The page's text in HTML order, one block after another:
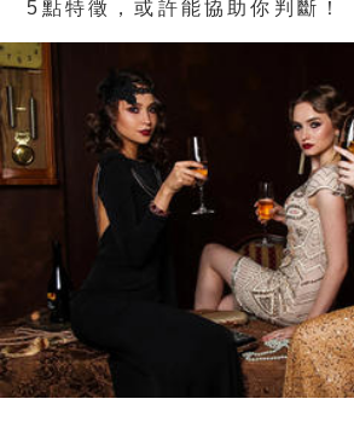
5點特徵，或許能協助你判斷！